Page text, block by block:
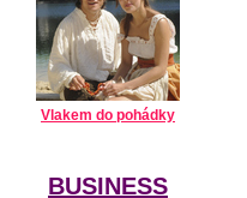
Vlakem do pohádky
BUSINESS